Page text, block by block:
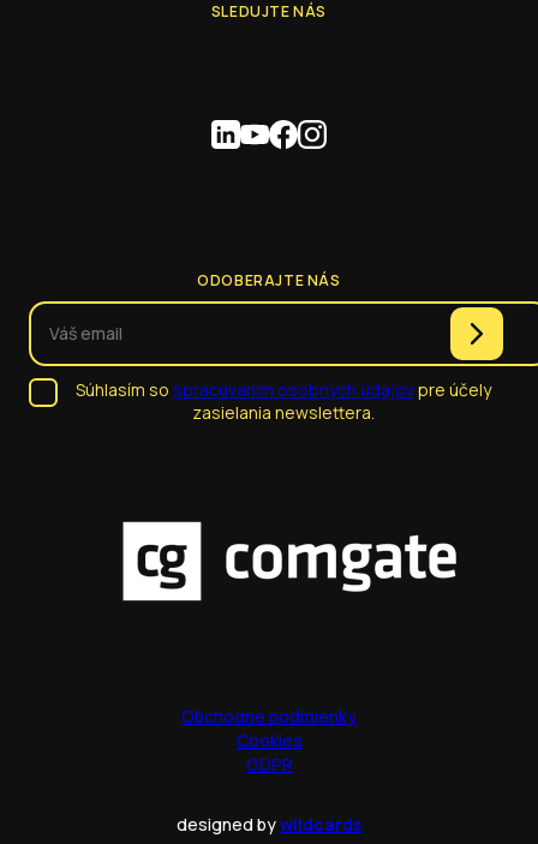
SLEDUJTE NÁS
ODOBERAJTE NÁS
Súhlasím so spracúvaním osobných údajovpre účely
zasielania newslettera.
Obchodné podmienky
Cookies
GDPR
designed bywildcards